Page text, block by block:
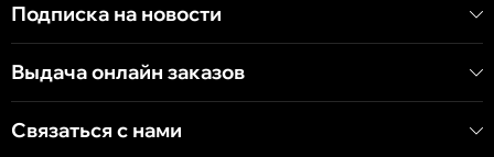
бульвар Дечебал, 139
Подписка на новости
Выдача онлайн заказов
Связаться с нами